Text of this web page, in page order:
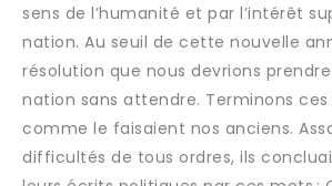
sens de l’humanité et par l’intérêt
nation. Au seuil de cette nouvelle
résolution que nous devrions
nation sans attendre. Terminons ces
comme le faisaient nos anciens.
difficultés de tous ordres, ils